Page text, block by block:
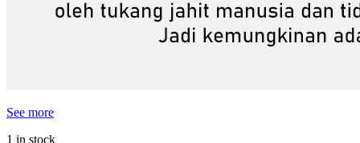
See more
1 in stock